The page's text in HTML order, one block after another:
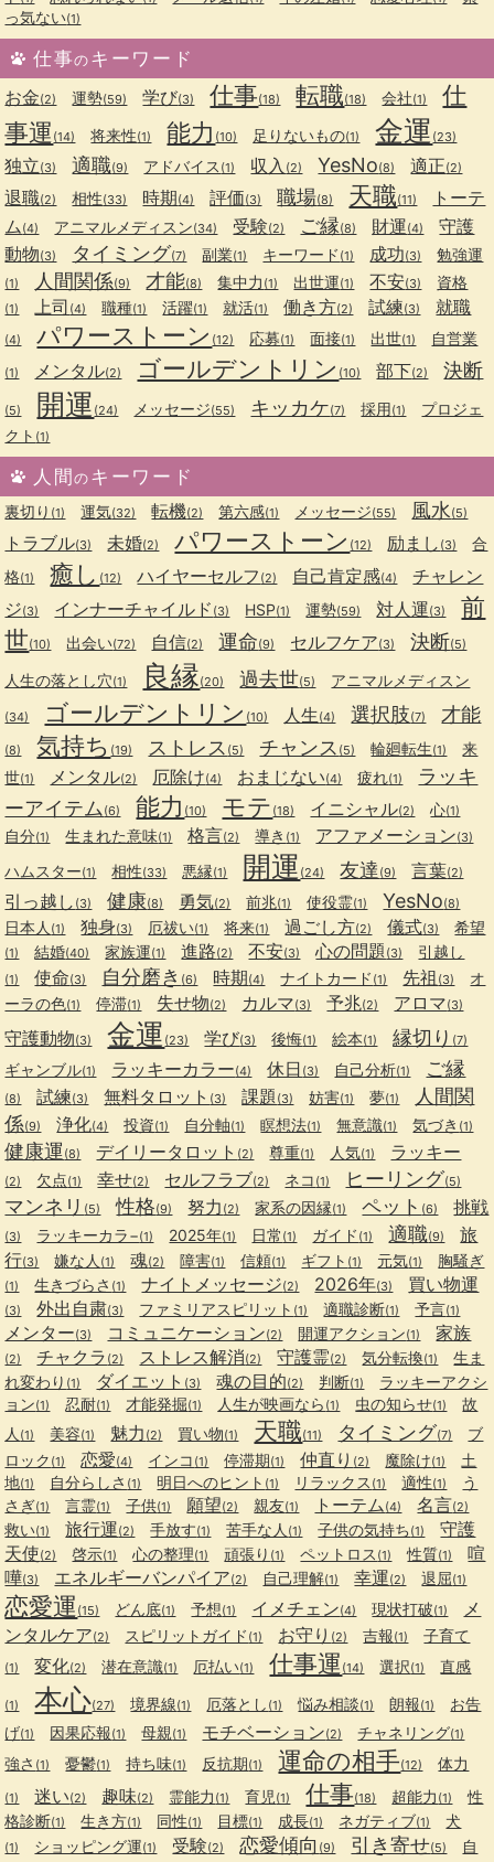
っ気ない(1)
仕事のキーワード
お金(2) 運勢(59) 学び(3) 仕事(18) 転職(18) 会社(1)
仕
事運 (14) 将来性(1) 能力 (10) 足りないもの(1) 金運 (23)
独立(3) 適職(9) アドバイス (1) 収入 (2) YesNo(8) 適正(2)
退職(2) 相性(33) 時期(4) 評価(3) 職場(8) 天職(11)
トーテ
ム(4) アニマルメディスン(34) 受験(2) ご縁(8) 財運(4)
守護
動物(3) タイミング(7) 副業(1) キーワード (1) 成功(3) 勉強運
(1) 人間関係(9) 才能(8) 集中力 (1) 出世運(1) 不安(3) 資格
(1) 上司 (4) 職種(1) 活躍(1) 就活(1) 働き方(2) 試練(3) 就職
(4) パワーストーン (12) 応募(1) 面接(1) 出世(1) 自営業
(1) メンタル(2) ゴールデントリン (10) 部下(2) 決断
(5) 開運 (24) メッセージ(55) キッカケ(7) 採用(1)
プロジェ
クト (1)
人間のキーワード
裏切り (1) 運気(32) 転機(2) 第六感(1) メッセージ(55) 風水(5)
トラブル(3) 未婚(2) パワーストーン (12) 励まし (3)
合
格(1) 癒し (12) ハイヤーセルフ (2) 自己肯定感(4)
チャレン
ジ(3) インナーチャイルド (3) HSP(1) 運勢(59) 対人運(3)
前
世(10) 出会い(72) 自信(2) 運命(9) セルフケア(3) 決断(5)
人生の落とし穴(1) 良縁(20) 過去世(5) アニマルメディスン
(34) ゴールデントリン (10) 人生(4) 選択肢(7) 才能
(8) 気持ち (19) ストレス (5) チャンス (5) 輪廻転生(1)
来
世(1) メンタル(2) 厄除け(4) おまじない(4) 疲れ(1)
ラッキ
ーアイテム (6) 能力 (10) モテ (18) イニシャル(2) 心(1)
自分(1) 生まれた意味(1) 格言(2) 導き (1) アファメーション(3)
ハムスター(1) 相性(33) 悪縁(1) 開運 (24) 友達 (9) 言葉(2)
引っ越し (3) 健康(8) 勇気(2) 前兆(1) 使役霊(1) YesNo(8)
日本人 (1) 独身(3) 厄祓い(1) 将来(1) 過ごし方(2) 儀式(3) 希望
(1) 結婚(40) 家族運(1) 進路(2) 不安(3) 心の問題(3) 引越し
(1) 使命(3) 自分磨き (6) 時期(4) ナイトカード (1) 先祖 (3)
オ
ーラの色(1) 停滞(1) 失せ物(2) カルマ(3) 予兆(2) アロマ(3)
守護動物(3) 金運 (23) 学び(3) 後悔(1) 絵本(1) 縁切り (7)
ギャンブル(1) ラッキーカラー(4) 休日 (3) 自己分析(1) ご縁
(8) 試練(3) 無料タロット (3) 課題(3) 妨害(1) 夢(1)
人間関
係(9) 浄化(4) 投資(1) 自分軸(1) 瞑想法(1) 無意識(1) 気づき (1)
健康運(8) デイリータロット (2) 尊重(1) 人気(1) ラッキー
(2) 欠点(1) 幸せ(2) セルフラブ(2) ネコ (1) ヒーリング(5)
マンネリ (5) 性格(9) 努力 (2) 家系の因縁(1) ペット (6) 挑戦
(3) ラッキーカラ−(1) 2025年(1) 日常 (1) ガイド (1) 適職(9)
旅
行(3) 嫌な人 (1) 魂(2) 障害(1) 信頼(1) ギフト (1) 元気(1) 胸騒ぎ
(1) 生きづらさ (1) ナイトメッセージ(2) 2026年(3) 買い物運
(3) 外出自粛(3) ファミリアスピリット (1) 適職診断(1) 予言(1)
メンター(3) コミュニケーション(2) 開運アクション(1) 家族
(2) チャクラ (2) ストレス解消(2) 守護霊(2) 気分転換(1)
生ま
れ変わり (1) ダイエット (3) 魂の目的(2) 判断(1)
ラッキーアクシ
ョン(1) 忍耐(1) 才能発掘(1) 人生が映画なら (1) 虫の知らせ(1)
故
人 (1) 美容(1) 魅力 (2) 買い物(1) 天職(11) タイミング(7)
ブ
ロック (1) 恋愛(4) インコ (1) 停滞期(1) 仲直り (2) 魔除け(1)
土
地(1) 自分らしさ (1) 明日へのヒント (1) リラックス (1) 適性(1)
う
さぎ(1) 言霊(1) 子供(1) 願望(2) 親友(1) トーテム(4) 名言(2)
救い(1) 旅行運(2) 手放す(1) 苦手な人 (1) 子供の気持ち(1)
守護
天使(2) 啓示(1) 心の整理(1) 頑張り (1) ペットロス (1) 性質(1)
喧
嘩(3) エネルギーバンパイア(2) 自己理解(1) 幸運(2) 退屈(1)
恋愛運 (15) どん底(1) 予想(1) イメチェン(4) 現状打破(1)
メ
ンタルケア(2) スピリットガイド (1) お守り (2) 吉報(1) 子育て
(1) 変化(2) 潜在意識(1) 厄払い(1) 仕事運 (14) 選択(1) 直感
(1) 本心(27) 境界線(1) 厄落とし (1) 悩み相談(1) 朗報(1)
お告
げ(1) 因果応報(1) 母親(1) モチベーション(2) チャネリング(1)
強さ (1) 憂鬱(1) 持ち味(1) 反抗期(1) 運命の相手(12) 体力
(1) 迷い(2) 趣味(2) 霊能力 (1) 育児 (1) 仕事(18) 超能力 (1)
性
格診断(1) 生き方(1) 同性(1) 目標(1) 成長(1) ネガティブ(1) 犬
(1) ショッピング運(1) 受験(2) 恋愛傾向 (9) 引き寄せ(5)
自